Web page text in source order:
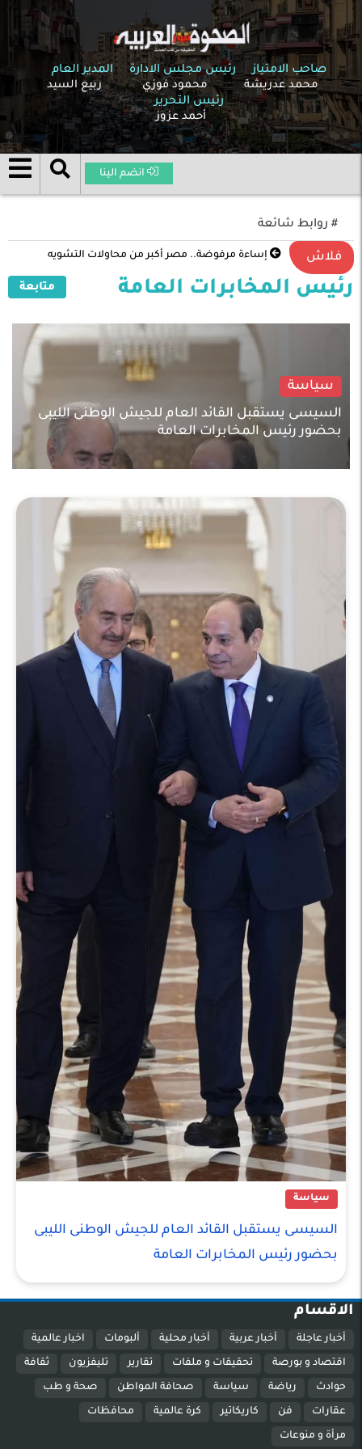
صاحب الامتياز
محمد عدريشة
رئيس مجلس الادارة
محمود فوزي
المدير العام
ربيع السيد
رئيس التحرير
أحمد عزوز
انضم الينا
# روابط شائعة
فلاش إساءة مرفوضة.. مصر أكبر من محاولات التشويه
رئيس المخابرات العامة متابعة
سياسة
السيسى يستقبل القائد العام للجيش الوطنى الليبى
بحضور رئيس المخابرات العامة
سياسة
السيسى يستقبل القائد العام للجيش الوطنى الليبى
بحضور رئيس المخابرات العامة
الاقسام
أخبار عاجلة أخبار عربية أخبار محلية ألبومات اخبار عالمية
اقتصاد و بورصة تحقيقات و ملفات تقارير تليفزيون ثقافة
حوادث رياضة سياسة صحافة المواطن صحة و طب
عقارات فن كاريكاتير كرة عالمية محافظات
مرأة و منوعات